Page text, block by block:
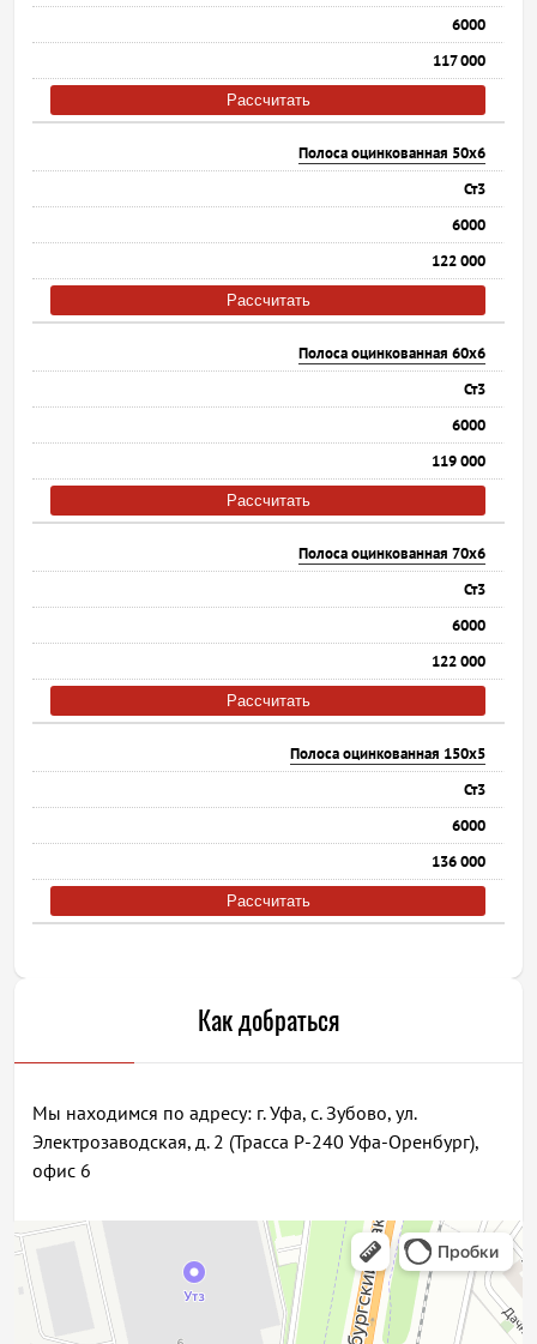
6000
117 000
Рассчитать
Полоса оцинкованная 50х6
Ст3
6000
122 000
Рассчитать
Полоса оцинкованная 60х6
Ст3
6000
119 000
Рассчитать
Полоса оцинкованная 70х6
Ст3
6000
122 000
Рассчитать
Полоса оцинкованная 150х5
Ст3
6000
136 000
Рассчитать
Как добраться
Мы находимся по адресу: г. Уфа, с. Зубово, ул.
Электрозаводская, д. 2 (Трасса Р-240 Уфа-Оренбург),
офис 6